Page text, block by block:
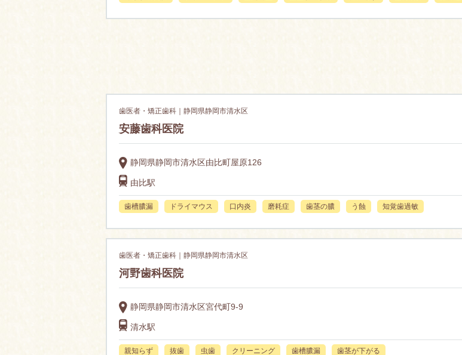
歯医者・矯正歯科｜静岡県静岡市清水区
安藤歯科医院
静岡県静岡市清水区由比町屋原126
由比駅
歯槽膿漏 ドライマウス 口内炎 磨耗症 歯茎の膿 う蝕 知覚歯過敏
歯医者・矯正歯科｜静岡県静岡市清水区
河野歯科医院
静岡県静岡市清水区宮代町9-9
清水駅
親知らず 抜歯 虫歯 クリーニング 歯槽膿漏 歯茎が下がる